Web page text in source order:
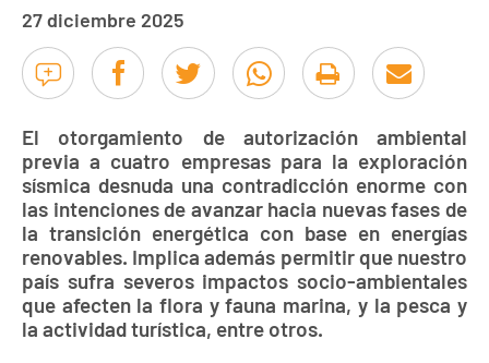
27 diciembre 2025
El otorgamiento de autorización ambiental
previa a cuatro empresas para la exploración
sísmica desnuda una contradicción enorme con
las intenciones de avanzar hacia nuevas fases de
la transición energética con base en energías
renovables. Implica además permitir que nuestro
país sufra severos impactos socio-ambientales
que afecten la flora y fauna marina, y la pesca y
la actividad turística, entre otros.